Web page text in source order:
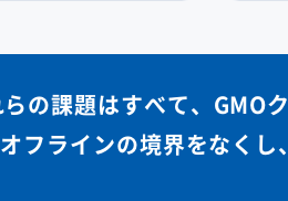
の課題はすべて、 GMO
フラインの境界をなくし